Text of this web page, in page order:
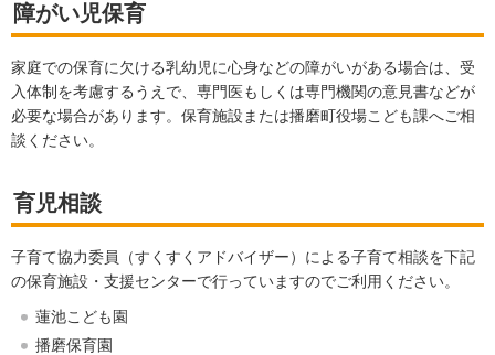
障がい児保育
家庭での保育に欠ける乳幼児に心身などの障がいがある場合は、受
入体制を考慮するうえで、専門医もしくは専門機関の意見書などが
必要な場合があります。保育施設または播磨町役場こども課へご相
談ください。
育児相談
子育て協力委員（すくすくアドバイザー）による子育て相談を下記
の保育施設・支援センターで行っていますのでご利用ください。
蓮池こども園
播磨保育園